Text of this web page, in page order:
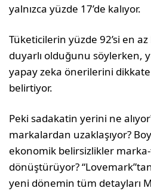
yalnızca yüzde 17’de kalıyor.
Tüketicilerin yüzde 92’si en
duyarlı olduğunu söylerken,
yapay zeka önerilerini
belirtiyor.
Peki sadakatin yerini ne
markalardan uzaklaşıyor?
ekonomik belirsizlikler
dönüştürüyor?
yeni dönemin tüm detayları